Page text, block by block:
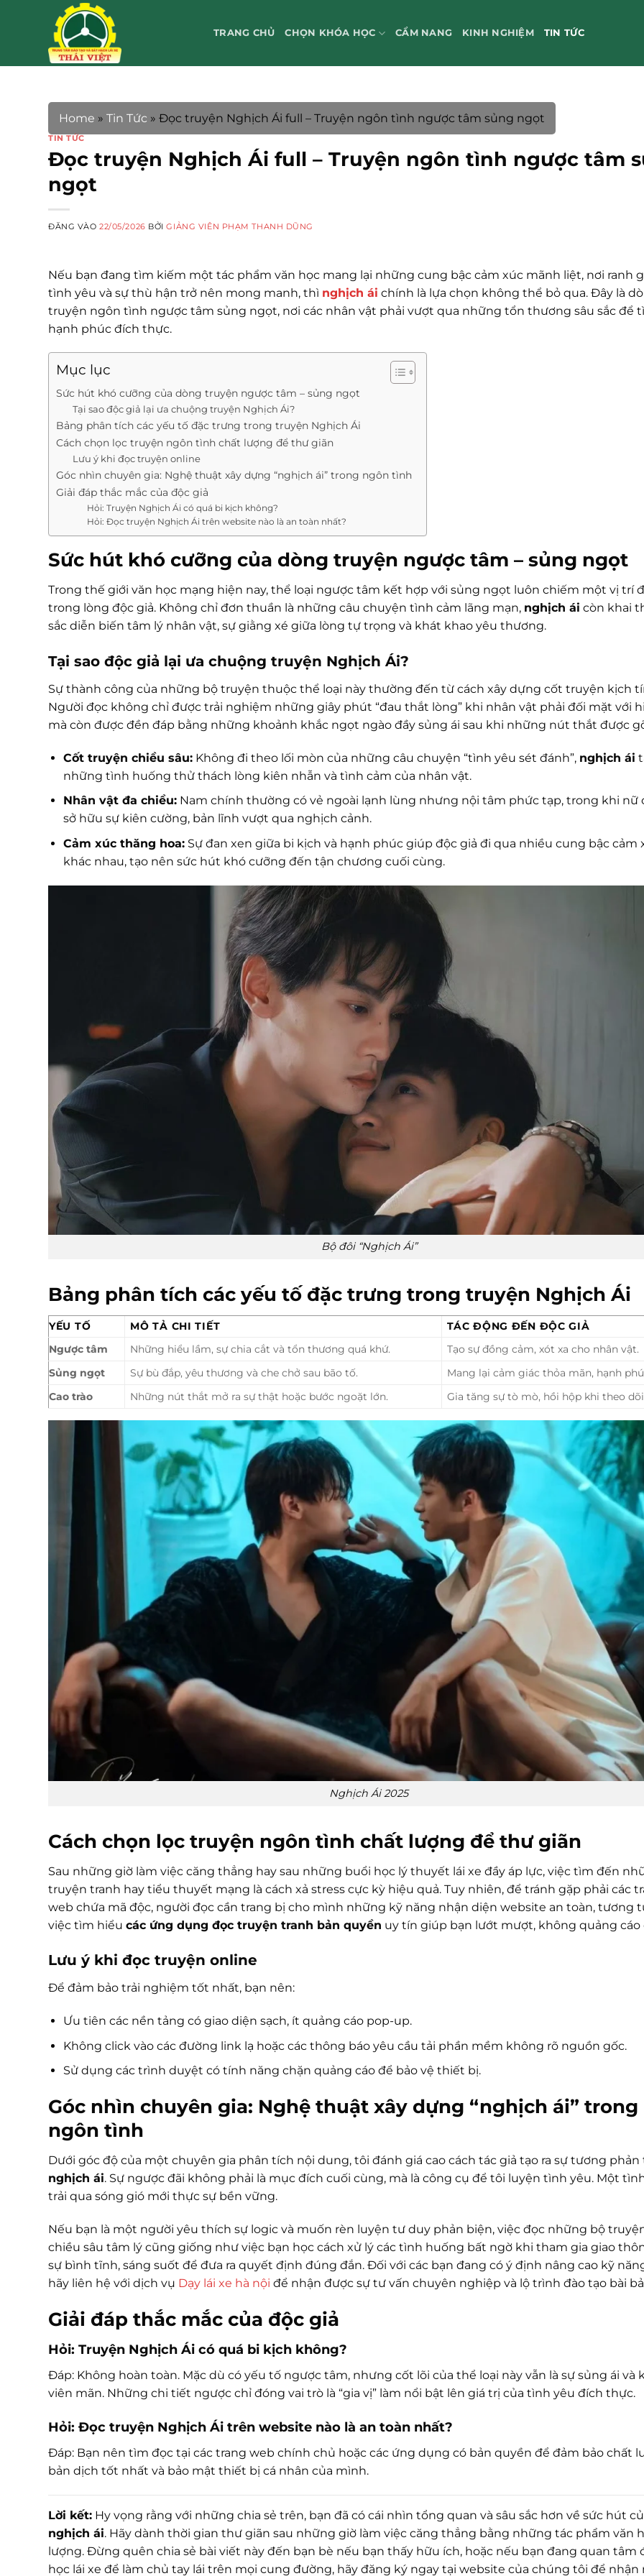
TRANG CHỦ CHỌN KHÓA HỌC CẨM NANG KINH NGHIỆM TIN TỨC
Home » Tin Tức » Đọc truyện Nghịch Ái full – Truyện ngôn tình ngược tâm sủng ngọt
TIN TỨC
Đọc truyện Nghịch Ái full – Truyện ngôn tình ngược tâm
ngọt
ĐĂNG VÀO22/05/2026 BỞIGIẢNG VIÊN PHẠM THANH DŨNG
Nếu bạn đang tìm kiếm một tác phẩm văn học mang lại những cung bậc cảm xúc mãnh liệt, nơi ranh
tình yêu và sự thù hận trở nên mong manh, thì nghịch ái chính là lựa chọn không thể bỏ qua. Đây là
truyện ngôn tình ngược tâm sủng ngọt, nơi các nhân vật phải vượt qua những tổn thương sâu sắc để
hạnh phúc đích thực.
Mục lục
Sức hút khó cưỡng của dòng truyện ngược tâm – sủng ngọt
Tại sao độc giả lại ưa chuộng truyện Nghịch Ái?
Bảng phân tích các yếu tố đặc trưng trong truyện Nghịch Ái
Cách chọn lọc truyện ngôn tình chất lượng để thư giãn
Lưu ý khi đọc truyện online
Góc nhìn chuyên gia: Nghệ thuật xây dựng “nghịch ái” trong ngôn tình
Giải đáp thắc mắc của độc giả
Hỏi: Truyện Nghịch Ái có quá bi kịch không?
Hỏi: Đọc truyện Nghịch Ái trên website nào là an toàn nhất?
Sức hút khó cưỡng của dòng truyện ngược tâm – sủng ngọt
Trong thế giới văn học mạng hiện nay, thể loại ngược tâm kết hợp với sủng ngọt luôn chiếm một vị trí
trong lòng độc giả. Không chỉ đơn thuần là những câu chuyện tình cảm lãng mạn, nghịch ái còn khai
sắc diễn biến tâm lý nhân vật, sự giằng xé giữa lòng tự trọng và khát khao yêu thương.
Tại sao độc giả lại ưa chuộng truyện Nghịch Ái?
Sự thành công của những bộ truyện thuộc thể loại này thường đến từ cách xây dựng cốt truyện kịch
Người đọc không chỉ được trải nghiệm những giây phút “đau thắt lòng” khi nhân vật phải đối mặt với
mà còn được đền đáp bằng những khoảnh khắc ngọt ngào đầy sủng ái sau khi những nút thắt được
Cốt truyện chiều sâu:Không đi theo lối mòn của những câu chuyện “tình yêu sét đánh”, nghịch ái
những tình huống thử thách lòng kiên nhẫn và tình cảm của nhân vật.
Nhân vật đa chiều:Nam chính thường có vẻ ngoài lạnh lùng nhưng nội tâm phức tạp, trong khi nữ
sở hữu sự kiên cường, bản lĩnh vượt qua nghịch cảnh.
Cảm xúc thăng hoa:Sự đan xen giữa bi kịch và hạnh phúc giúp độc giả đi qua nhiều cung bậc cảm
khác nhau, tạo nên sức hút khó cưỡng đến tận chương cuối cùng.
Bộ đôi “Nghịch Ái”
Bảng phân tích các yếu tố đặc trưng trong truyện Nghịch Ái
YẾU TỐ MÔ TẢ CHI TIẾT
TÁC ĐỘNG ĐẾN ĐỘC GIẢ
Ngược tâm
Những hiểu lầm, sự chia cắt và tổn thương quá khứ.
Tạo sự đồng cảm, xót xa cho nhân vật.
Sủng ngọt
Sự bù đắp, yêu thương và che chở sau bão tố.
Mang lại cảm giác thỏa mãn, hạnh
Cao trào
Những nút thắt mở ra sự thật hoặc bước ngoặt lớn. Gia tăng sự tò mò, hồi hộp khi theo
Nghịch Ái 2025
Cách chọn lọc truyện ngôn tình chất lượng để thư giãn
Sau những giờ làm việc căng thẳng hay sau những buổi học lý thuyết lái xe đầy áp lực, việc tìm đến
truyện tranh hay tiểu thuyết mạng là cách xả stress cực kỳ hiệu quả. Tuy nhiên, để tránh gặp phải các
web chứa mã độc, người đọc cần trang bị cho mình những kỹ năng nhận diện website an toàn, tương
việc tìm hiểu các ứng dụng đọc truyện tranh bản quyền uy tín giúp bạn lướt mượt, không quảng cáo
Lưu ý khi đọc truyện online
Để đảm bảo trải nghiệm tốt nhất, bạn nên:
Ưu tiên các nền tảng có giao diện sạch, ít quảng cáo pop-up.
Không click vào các đường link lạ hoặc các thông báo yêu cầu tải phần mềm không rõ nguồn gốc.
Sử dụng các trình duyệt có tính năng chặn quảng cáo để bảo vệ thiết bị.
Góc nhìn chuyên gia: Nghệ thuật xây dựng “nghịch ái” trong
ngôn tình
Dưới góc độ của một chuyên gia phân tích nội dung, tôi đánh giá cao cách tác giả tạo ra sự tương
nghịch ái. Sự ngược đãi không phải là mục đích cuối cùng, mà là công cụ để tôi luyện tình yêu. Một
trải qua sóng gió mới thực sự bền vững.
Nếu bạn là một người yêu thích sự logic và muốn rèn luyện tư duy phản biện, việc đọc những bộ
chiều sâu tâm lý cũng giống như việc bạn học cách xử lý các tình huống bất ngờ khi tham gia giao
sự bình tĩnh, sáng suốt để đưa ra quyết định đúng đắn. Đối với các bạn đang có ý định nâng cao kỹ
hãy liên hệ với dịch vụ Dạy lái xe hà nội để nhận được sự tư vấn chuyên nghiệp và lộ trình đào tạo bài
Giải đáp thắc mắc của độc giả
Hỏi: Truyện Nghịch Ái có quá bi kịch không?
Đáp: Không hoàn toàn. Mặc dù có yếu tố ngược tâm, nhưng cốt lõi của thể loại này vẫn là sự sủng ái và
viên mãn. Những chi tiết ngược chỉ đóng vai trò là “gia vị” làm nổi bật lên giá trị của tình yêu đích thực.
Hỏi: Đọc truyện Nghịch Ái trên website nào là an toàn nhất?
Đáp: Bạn nên tìm đọc tại các trang web chính chủ hoặc các ứng dụng có bản quyền để đảm bảo chất
bản dịch tốt nhất và bảo mật thiết bị cá nhân của mình.
Lời kết: Hy vọng rằng với những chia sẻ trên, bạn đã có cái nhìn tổng quan và sâu sắc hơn về sức hút
nghịch ái. Hãy dành thời gian thư giãn sau những giờ làm việc căng thẳng bằng những tác phẩm văn
lượng. Đừng quên chia sẻ bài viết này đến bạn bè nếu bạn thấy hữu ích, hoặc nếu bạn đang quan tâm
học lái xe để làm chủ tay lái trên mọi cung đường, hãy đăng ký ngay tại website của chúng tôi để nhận